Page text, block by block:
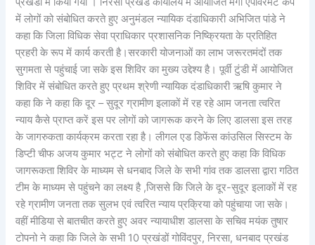
में लोगों को संबोधित करते हुए अनुमंडल न्यायिक दंडाधिकारी अभिजित पांडे ने
कहा कि जिला विधिक सेवा प्राधिकार प्रशासनिक निष्क्रियता के प्रतिहित
प्रहरी के रूप में कार्य करती है।सरकारी योजनाओं का लाभ जरूरतमंदों तक
सुगमता से पहुंचाई जा सके इस शिविर का मुख्य उद्देश्य है। पूर्वी टुंडी में आयोजित
शिविर में संबोधित करते हुए प्रथम श्रेणी न्यायिक दंडाधिकारी ऋषि कुमार ने
कहा कि ने कहा कि दूर – सुदूर ग्रामीण इलाकों में रह रहे आम जनता त्वरित
न्याय कैसे प्राप्त करें इस पर लोगों को जागरूक करने के लिए डालसा इस तरह
के जागरुकता कार्यक्रम करता रहा है। लीगल एड डिफेंस कांउसिल सिस्टम के
डिप्टी चीफ अजय कुमार भट्ट ने लोगों को संबोधित करते हुए कहा कि विधिक
जागरूकता शिविर के माध्यम से धनबाद जिले के सभी गांव तक डालसा द्वारा गठित
टीम के माध्यम से पहुंचने का लक्ष्य है ,जिससे कि जिले के दूर-सुदूर इलाकों में रह
रहे ग्रामीण जनता तक सुलभ एवं त्वरित न्याय प्रक्रिया को पहुंचाया जा सके।
वहीं मीडिया से बातचीत करते हुए अवर न्यायाधीश डालसा के सचिव मयंक तुषार
टोपनो ने कहा कि जिले के सभी 10 प्रखंडों गोविंदपुर, निरसा, धनबाद प्रखंड